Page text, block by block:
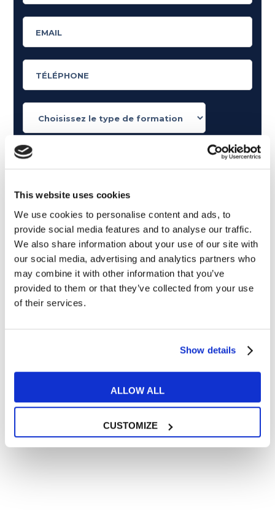
This website uses cookies
We use cookies to personalise content and ads, to
provide social media features and to analyse our traffic.
We also share information about your use of our site with
our social media, advertising and analytics partners who
may combine it with other information that you’ve
provided to them or that they’ve collected from your use
of their services.
Show details
ALLOW ALL
CUSTOMIZE
Qu'aimez-vous lire?
Articles consacrés à la grammaire anglaise
travail
Articles avec des conseils et des nouvelles sur la
langue anglaise
Articles amusants sur les films et la musique
Ayant plus de 16 ans, je déclare avoir été informé et je
consens au traitement de mes données personnelles
conformément àla politique de confidentialité
J’accepte de recevoir des communications commerciales